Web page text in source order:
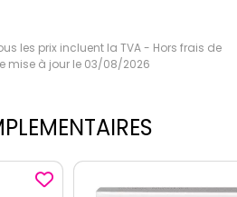
les prix incluent la TVA - Hors frais de
mise à jour le 03/08/2026